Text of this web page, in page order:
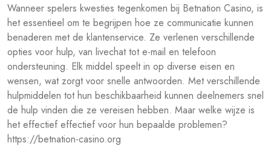
Wanneer spelers kwesties tegenkomen bij Betnation Casino, is
het essentieel om te begrijpen hoe ze communicatie kunnen
benaderen met de klantenservice. Ze verlenen verschillende
opties voor hulp, van livechat tot e-mail en telefoon
ondersteuning. Elk middel speelt in op diverse eisen en
wensen, wat zorgt voor snelle antwoorden. Met verschillende
hulpmiddelen tot hun beschikbaarheid kunnen deelnemers snel
de hulp vinden die ze vereisen hebben. Maar welke wijze is
het effectief effectief voor hun bepaalde problemen?
https://betnation-casino.org